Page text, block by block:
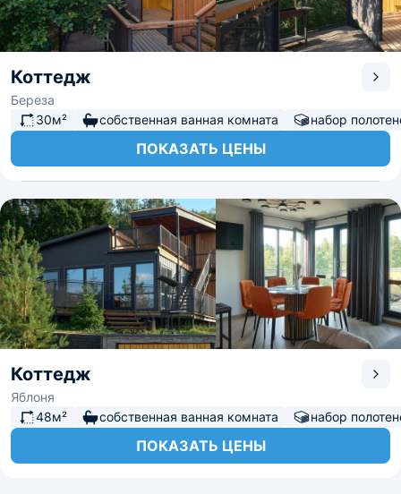
Коттедж
Береза
30м²
собственная ванная комната набор
ПОКАЗАТЬ ЦЕНЫ
Коттедж
Яблоня
48м²
собственная ванная комната набор
ПОКАЗАТЬ ЦЕНЫ